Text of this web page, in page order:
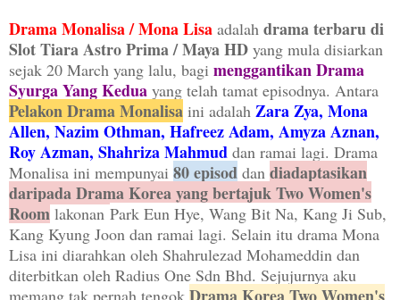
Drama Monalisa / Mona Lisa adalah drama terbaru di
Slot Tiara Astro Prima / Maya HD yang mula disiarkan
sejak 20 March yang lalu, bagi menggantikan Drama
Syurga Yang Kedua yang telah tamat episodnya. Antara
Pelakon Drama Monalisa ini adalah Zara Zya, Mona
Allen, Nazim Othman, Hafreez Adam, Amyza Aznan,
Roy Azman, Shahriza Mahmud dan ramai lagi. Drama
Monalisa ini mempunyai 80 episod dan diadaptasikan
daripada Drama Korea yang bertajuk Two Women's
Room lakonan Park Eun Hye, Wang Bit Na, Kang Ji Sub,
Kang Kyung Joon dan ramai lagi. Selain itu drama Mona
Lisa ini diarahkan oleh Shahrulezad Mohameddin dan
diterbitkan oleh Radius One Sdn Bhd. Sejujurnya aku
memang tak pernah tengok Drama Korea Two Women's